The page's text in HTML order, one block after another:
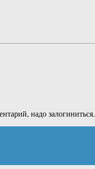
надо залогиниться.